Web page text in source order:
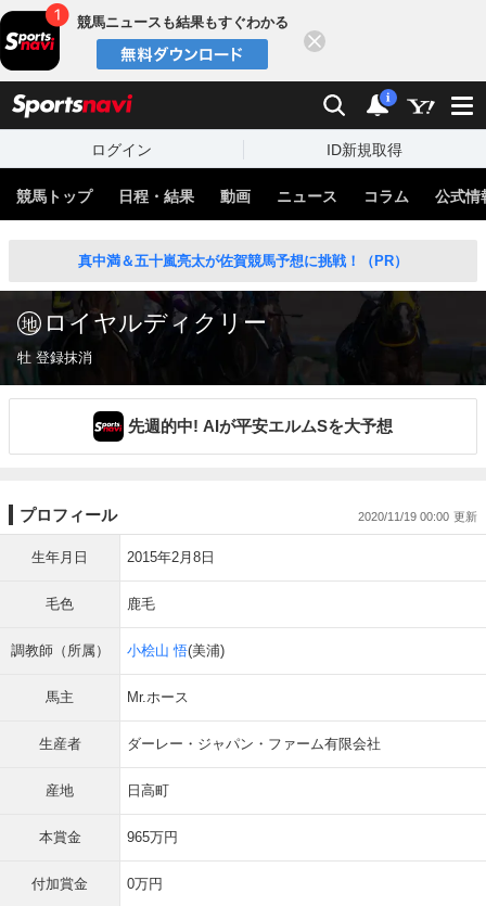
競馬ニュースも結果もすぐわかる
検索 通知
i
ログイン ID新規取得
競馬トップ 日程・結果 動画 ニュース コラム 公式情
真中満＆五十嵐亮太が佐賀競馬予想に挑戦！（PR）
ロイヤルディクリー
牡 登録抹消
先週的中! AIが平安エルムSを大予想
プロフィール 2020/11/19 00:00
生年月日 2015年2月8日
毛色 鹿毛
調教師（所属） 小桧山 悟(美浦)
馬主 Mr.ホース
生産者 ダーレー・ジャパン・ファーム有限会社
産地 日高町
本賞金 965万円
付加賞金 0万円